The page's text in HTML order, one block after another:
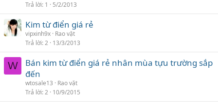
Trả lời 1 5/2/2013
Kim từ điển giá rẻ
vipxinh9x Rao vặt
Trả lời 2 13/3/2013
W
Bán kim từ điển giá rẻ nhân mùa tựu trường sắp
đến
wtosale13
Rao vặt
Trả lời 2 10/9/2015